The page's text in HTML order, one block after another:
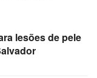
lesões de pele